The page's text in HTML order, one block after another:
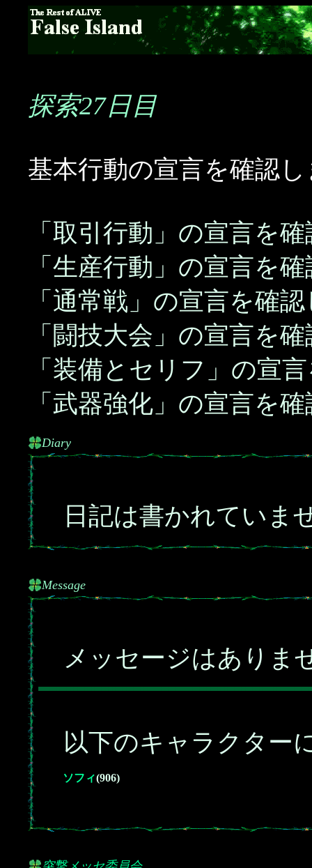
探索27日目
基本行動の宣言を確認
「取引行動」の宣言を
「生産行動」の宣言を
「通常戦」の宣言を確
「闘技大会」の宣言を
「装備とセリフ」の宣
「武器強化」の宣言を
Diary
日記は書かれていま
Message
メッセージはありま
以下のキャラクター
ソフィ(906)